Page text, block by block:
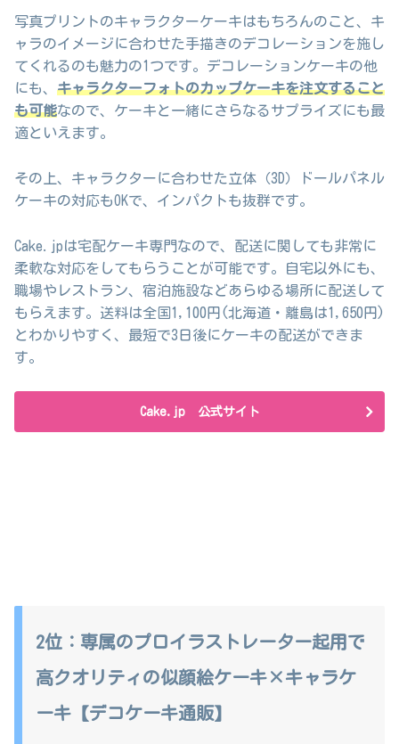
写真プリントのキャラクターケーキはもちろんのこと、キ
ャラのイメージに合わせた手描きのデコレーションを施し
てくれるのも魅力の1つです。デコレーションケーキの他
にも、 キャラクターフォトのカップケーキを注文すること
も可能なので、ケーキと一緒にさらなるサプライズにも最
適といえます。
その上、キャラクターに合わせた立体（3D）ドールパネル
ケーキの対応もOKで、インパクトも抜群です。
Cake.jpは宅配ケーキ専門なので、配送に関しても非常に
柔軟な対応をしてもらうことが可能です。自宅以外にも、
職場やレストラン、宿泊施設などあらゆる場所に配送して
もらえます。送料は全国1,100円(北海道・離島は1,650円)
とわかりやすく、最短で3日後にケーキの配送ができま
す。
Cake.jp 公式サイト
2位：専属のプロイラストレーター起用で
高クオリティの似顔絵ケーキ×キャラケ
ーキ【デコケーキ通販】